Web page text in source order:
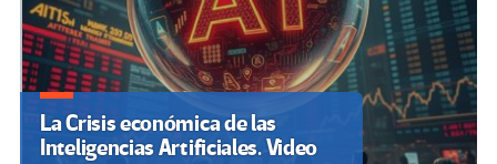
La Crisis económica de las
Inteligencias Artificiales. Video